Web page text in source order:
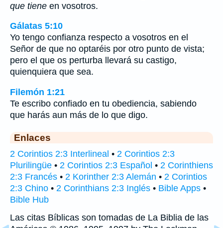
que tiene en vosotros.
Gálatas 5:10
Yo tengo confianza respecto a vosotros en el
Señor de que no optaréis por otro punto de vista;
pero el que os perturba llevará su castigo,
quienquiera que sea.
Filemón 1:21
Te escribo confiado en tu obediencia, sabiendo
que harás aun más de lo que digo.
Enlaces
2 Corintios 2:3 Interlineal • 2 Corintios 2:3
Plurilingüe • 2 Corintios 2:3 Español • 2 Corinthiens
2:3 Francés • 2 Korinther 2:3 Alemán • 2 Corintios
2:3 Chino • 2 Corinthians 2:3 Inglés • Bible Apps •
Bible Hub
Las citas Bíblicas son tomadas de La Biblia de las